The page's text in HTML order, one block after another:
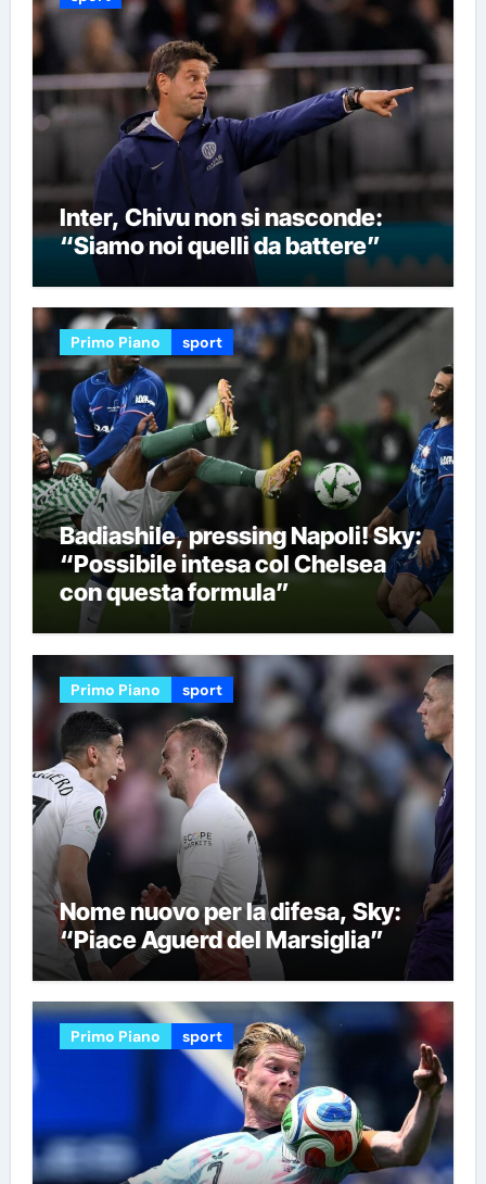
Inter, Chivu non si nasconde:
“Siamo noi quelli da battere”
Primo Piano sport
Badiashile, pressing Napoli! Sky:
“Possibile intesa col Chelsea
con questa formula”
Primo Piano sport
Nome nuovo per la difesa, Sky:
“Piace Aguerd del Marsiglia”
Primo Piano sport